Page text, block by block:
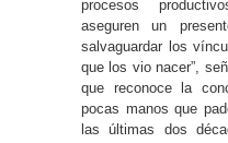
procesos
aseguren un
salvaguardar los
que los vio nacer”,
que reconoce la
pocas manos que
las últimas dos